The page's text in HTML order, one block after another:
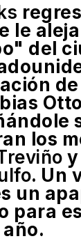
le
del
de
los
y
. Un
un
para